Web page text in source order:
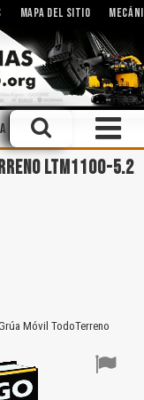
MAPA DEL SITIO
Manejo Defensivo
LTM1100-5.2
Móvil TodoTerreno